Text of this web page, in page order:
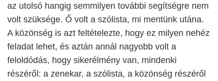
az utolsó hangig semmilyen további segítségre nem
volt szüksége. Ő volt a szólista, mi mentünk utána.
A közönség is azt feltételezte, hogy ez milyen nehéz
feladat lehet, és aztán annál nagyobb volt a
feloldódás, hogy sikerélmény van, mindenki
részéről: a zenekar, a szólista, a közönség részéről